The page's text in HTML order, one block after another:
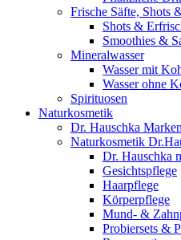
Frische Säfte, Shots
Shots &
Smoothies &
Mineralwasser
Wasser mit
Wasser ohne
Spirituosen
Naturkosmetik
Dr. Hauschka
Naturkosmetik
Dr. Hauschka
Gesichtspflege
Haarpflege
Körperpflege
Mund- &
Probiersets &